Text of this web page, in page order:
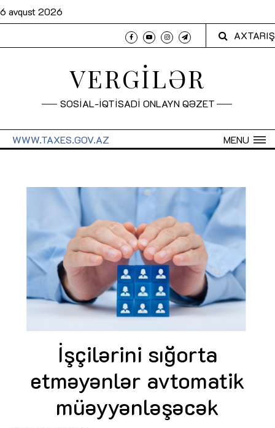
6 avqust 2026
AXTARIŞ
VERGİLƏR
SOSİAL-İQTİSADİ ONLAYN QƏZET
MENU
WWW.TAXES.GOV.AZ
İşçilərini sığorta
etməyənlər avtomatik
müəyyənləşəcək